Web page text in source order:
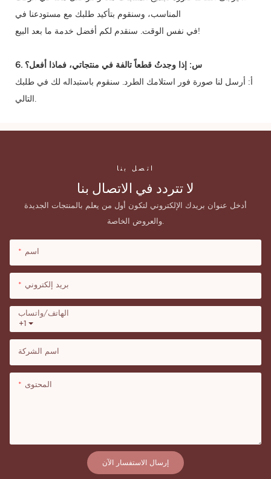
المناسب، وسنقوم بتأكيد طلبك مع مستودعنا في
في نفس الوقت. سنقدم لكم أفضل خدمة ما بعد البيع!
6. س: إذا وجدتُ قطعاً تالفة في منتجاتي، فماذا أفعل؟
أ: أرسل لنا صورة فور استلامك الطرد. سنقوم باستبداله لك في طلبك
اتصل بنا
لا تتردد في الاتصال بنا
أدخل عنوان بريدك الإلكتروني لتكون أول من يعلم بالمنتجات الجديدة
اسم
بريد إلكتروني
+1
الهاتف/واتساب
اسم الشركة
المحتوى
إرسال الاستفسار الآن